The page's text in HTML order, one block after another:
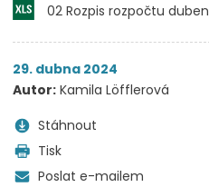
02 Rozpis rozpočtu duben
29. dubna 2024
Autor: Kamila Löfflerová
Stáhnout
Tisk
Poslat e-mailem